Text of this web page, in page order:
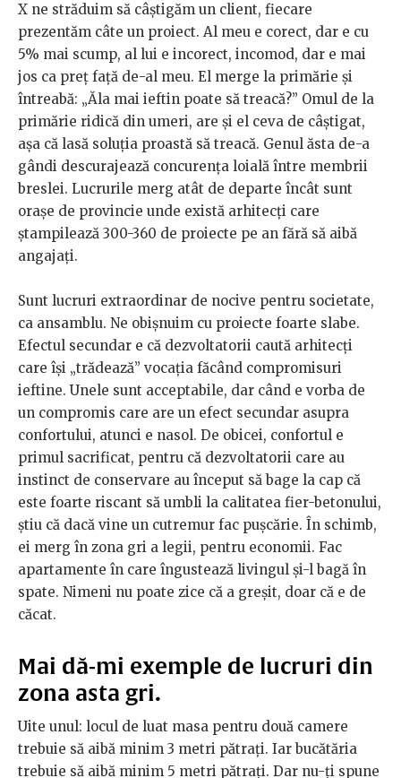
X ne străduim să câștigăm un client, fiecare
prezentăm câte un proiect. Al meu e corect, dar e cu
5% mai scump, al lui e incorect, incomod, dar e mai
jos ca preț față de-al meu. El merge la primărie și
întreabă: „Ăla mai ieftin poate să treacă?” Omul de la
primărie ridică din umeri, are și el ceva de câștigat,
așa că lasă soluția proastă să treacă. Genul ăsta de-a
gândi descurajează concurența loială între membrii
breslei. Lucrurile merg atât de departe încât sunt
orașe de provincie unde există arhitecți care
ștampilează 300-360 de proiecte pe an fără să aibă
angajați.
Sunt lucruri extraordinar de nocive pentru societate,
ca ansamblu. Ne obișnuim cu proiecte foarte slabe.
Efectul secundar e că dezvoltatorii caută arhitecți
care își „trădează” vocația făcând compromisuri
ieftine. Unele sunt acceptabile, dar când e vorba de
un compromis care are un efect secundar asupra
confortului, atunci e nasol. De obicei, confortul e
primul sacrificat, pentru că dezvoltatorii care au
instinct de conservare au început să bage la cap că
este foarte riscant să umbli la calitatea fier-betonului,
știu că dacă vine un cutremur fac pușcărie. În schimb,
ei merg în zona gri a legii, pentru economii. Fac
apartamente în care îngustează livingul și-l bagă în
spate. Nimeni nu poate zice că a greșit, doar că e de
căcat.
Mai dă-mi exemple de lucruri din
zona asta gri.
Uite unul: locul de luat masa pentru două camere
trebuie să aibă minim 3 metri pătrați. Iar bucătăria
trebuie să aibă minim 5 metri pătrați. Dar nu-ți spune